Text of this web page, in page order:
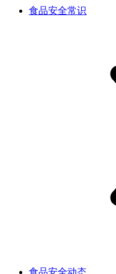
食品安全常识